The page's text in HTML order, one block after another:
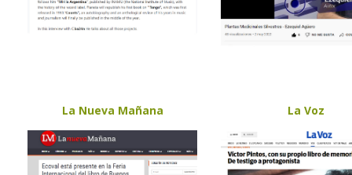
La Nueva Mañana La Voz